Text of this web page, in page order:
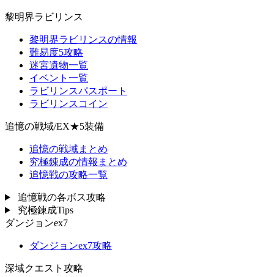
黎明界ラビリンス
黎明界ラビリンスの情報
難易度5攻略
迷宮遺物一覧
イベント一覧
ラビリンスパスポート
ラビリンスコイン
追憶の戦域/EX★5装備
追憶の戦域まとめ
究極錬成の情報まとめ
追憶戦の攻略一覧
追憶戦の各ボス攻略
究極錬成Tips
ダンジョンex7
ダンジョンex7攻略
深域クエスト攻略